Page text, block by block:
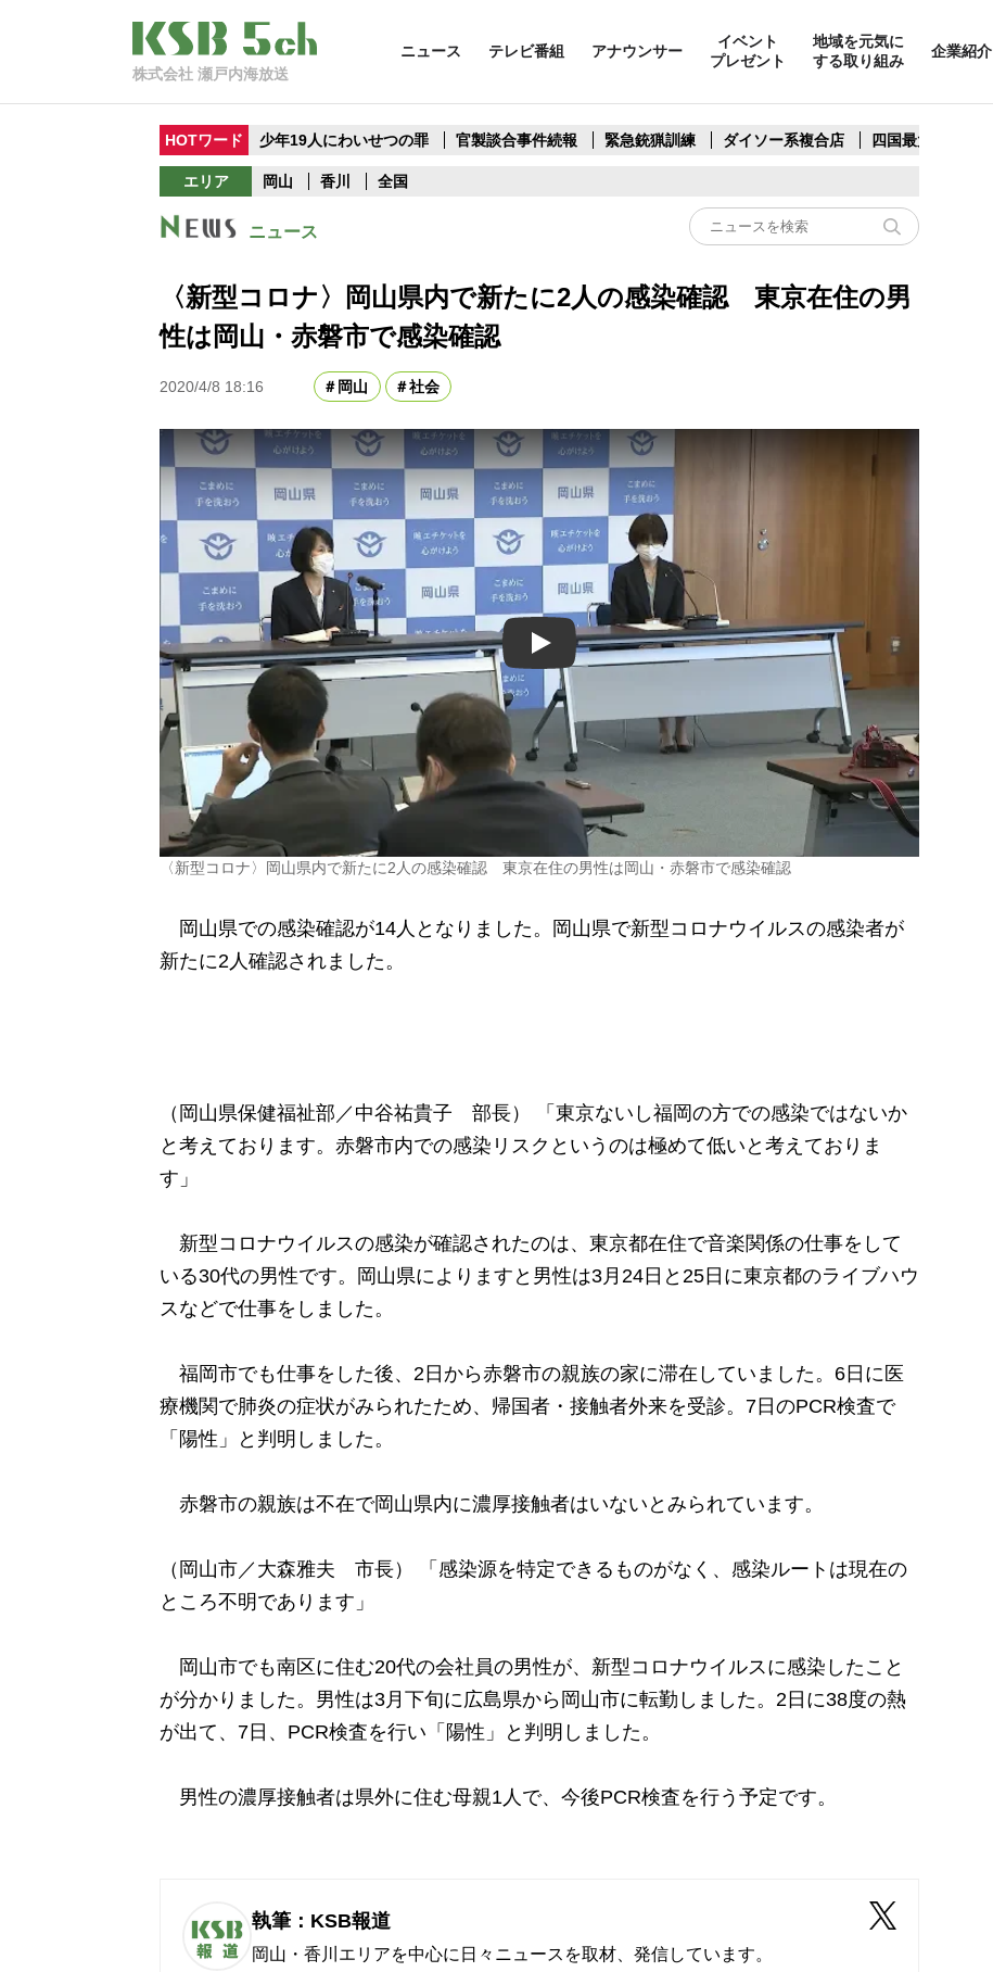
株式会社 瀬戸内海放送
ニュース テレビ番組 アナウンサー
イベント
プレゼント
地域を元気に
する取り組み
企業紹介
HOTワード 少年19人にわいせつの罪 官製談合事件続報 緊急銃猟訓練 ダイソー系複合店 四国最大スリコ
エリア 岡山 香川 全国
ニュース
〈新型コロナ〉岡山県内で新たに2人の感染確認 東京在住の男
性は岡山・赤磐市で感染確認
2020/4/8 18:16 岡山 社会
Play
〈新型コロナ〉岡山県内で新たに2人の感染確認 東京在住の男性は岡山・赤磐市で感染確認
岡山県での感染確認が14人となりました。岡山県で新型コロナウイルスの感染者が
新たに2人確認されました。
（岡山県保健福祉部／中谷祐貴子 部長） 「東京ないし福岡の方での感染ではないか
と考えております。赤磐市内での感染リスクというのは極めて低いと考えておりま
す」
新型コロナウイルスの感染が確認されたのは、東京都在住で音楽関係の仕事をして
いる30代の男性です。岡山県によりますと男性は3月24日と25日に東京都のライブハウ
スなどで仕事をしました。
福岡市でも仕事をした後、2日から赤磐市の親族の家に滞在していました。6日に医
療機関で肺炎の症状がみられたため、帰国者・接触者外来を受診。7日のPCR検査で
「陽性」と判明しました。
赤磐市の親族は不在で岡山県内に濃厚接触者はいないとみられています。
（岡山市／大森雅夫 市長） 「感染源を特定できるものがなく、感染ルートは現在の
ところ不明であります」
岡山市でも南区に住む20代の会社員の男性が、新型コロナウイルスに感染したこと
が分かりました。男性は3月下旬に広島県から岡山市に転勤しました。2日に38度の熱
が出て、7日、PCR検査を行い「陽性」と判明しました。
男性の濃厚接触者は県外に住む母親1人で、今後PCR検査を行う予定です。
執筆：KSB報道
岡山・香川エリアを中心に日々ニュースを取材、発信しています。